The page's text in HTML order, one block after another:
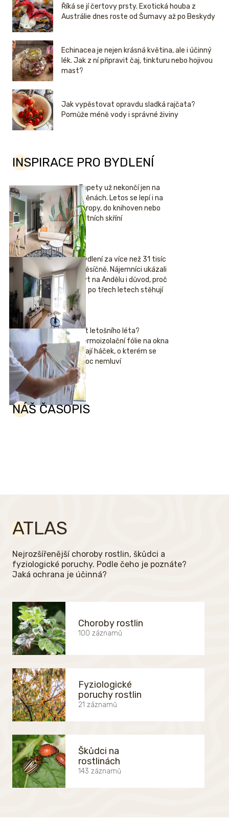
Říká se jí čertovy prsty. Exotická houba z
Austrálie dnes roste od Šumavy až po Beskydy
Echinacea je nejen krásná květina, ale i účinný
lék. Jak z ní připravit čaj, tinkturu nebo hojivou
mast?
Jak vypěstovat opravdu sladká rajčata?
Pomůže méně vody i správné živiny
INSPIRACE PRO BYDLENÍ
Tapety už nekončí jen na
stěnách. Letos se lepí i na
stropy, do knihoven nebo
šatních skříní
Bydlení za více než 31 tisíc
měsíčně. Nájemníci ukázali
byt na Andělu i důvod, proč
se po třech letech stěhují
Hit letošního léta?
Termoizolační fólie na okna
mají háček, o kterém se
moc nemluví
NÁŠ ČASOPIS
ATLAS
Nejrozšířenější choroby rostlin, škůdci a
fyziologické poruchy. Podle čeho je poznáte?
Jaká ochrana je účinná?
Choroby rostlin
100 záznamů
Fyziologické
poruchy rostlin
21 záznamů
Škůdci na
rostlinách
143 záznamů